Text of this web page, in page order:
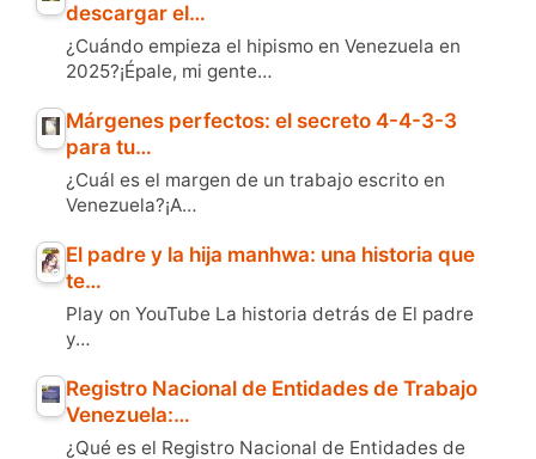
descargar el…
¿Cuándo empieza el hipismo en Venezuela en
2025?¡Épale, mi gente…
Márgenes perfectos: el secreto 4-4-3-3
para tu…
¿Cuál es el margen de un trabajo escrito en
Venezuela?¡A…
El padre y la hija manhwa: una historia que
te…
Play on YouTube La historia detrás de El padre
y…
Registro Nacional de Entidades de Trabajo
Venezuela:…
¿Qué es el Registro Nacional de Entidades de